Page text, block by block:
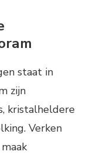
staat in
zijn
kristalheldere
Verken